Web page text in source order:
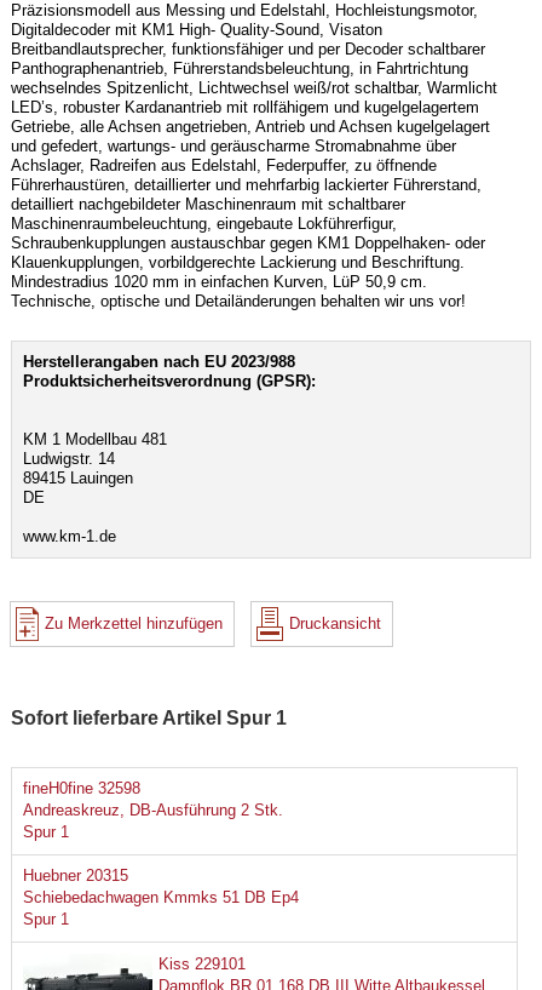
Präzisionsmodell aus Messing und Edelstahl, Hochleistungsmotor,
Digitaldecoder mit KM1 High- Quality-Sound, Visaton
Breitbandlautsprecher, funktionsfähiger und per Decoder schaltbarer
Panthographenantrieb, Führerstandsbeleuchtung, in Fahrtrichtung
wechselndes Spitzenlicht, Lichtwechsel weiß/rot schaltbar, Warmlicht
LED’s, robuster Kardanantrieb mit rollfähigem und kugelgelagertem
Getriebe, alle Achsen angetrieben, Antrieb und Achsen kugelgelagert
und gefedert, wartungs- und geräuscharme Stromabnahme über
Achslager, Radreifen aus Edelstahl, Federpuffer, zu öffnende
Führerhaustüren, detaillierter und mehrfarbig lackierter Führerstand,
detailliert nachgebildeter Maschinenraum mit schaltbarer
Maschinenraumbeleuchtung, eingebaute Lokführerfigur,
Schraubenkupplungen austauschbar gegen KM1 Doppelhaken- oder
Klauenkupplungen, vorbildgerechte Lackierung und Beschriftung.
Mindestradius 1020 mm in einfachen Kurven, LüP 50,9 cm.
Technische, optische und Detailänderungen behalten wir uns vor!
Herstellerangaben nach EU 2023/988
Produktsicherheitsverordnung (GPSR):
KM 1 Modellbau 481
Ludwigstr. 14
89415 Lauingen
DE
www.km-1.de
Zu Merkzettel hinzufügen Druckansicht
Sofort lieferbare Artikel Spur 1
fineH0fine 32598
Andreaskreuz, DB-Ausführung 2 Stk.
Spur 1
Huebner 20315
Schiebedachwagen Kmmks 51 DB Ep4
Spur 1
Kiss 229101
Dampflok BR 01 168 DB III Witte Altbaukessel